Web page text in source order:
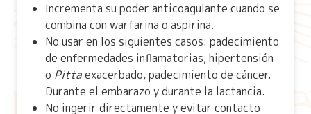
Incrementa su poder anticoagulante cuando se
combina con warfarina o aspirina.
No usar en los siguientes casos: padecimiento
de enfermedades inflamatorias, hipertensión
o Pittaexacerbado, padecimiento de cáncer.
Durante el embarazo y durante la lactancia.
No ingerir directamente y evitar contacto